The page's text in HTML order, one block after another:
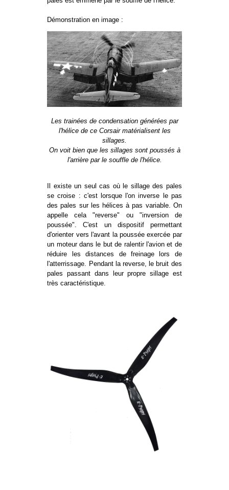
Démonstration en image :
Les trainées de condensation générées par
l'hélice de ce Corsair matérialisent les
sillages.
On voit bien que les sillages sont poussés à
l'arrière par le souffle de l'hélice.
Il existe un seul cas où le sillage des pales
se croise : c'est lorsque l'on inverse le pas
des pales sur les hélices à pas variable. On
appelle cela "reverse" ou "inversion de
poussée". C'est un dispositif permettant
d'orienter vers l'avant la poussée exercée par
un moteur dans le but de ralentir l'avion et de
réduire les distances de freinage lors de
l'atterrissage. Pendant la reverse, le bruit des
pales passant dans leur propre sillage est
très caractéristique.